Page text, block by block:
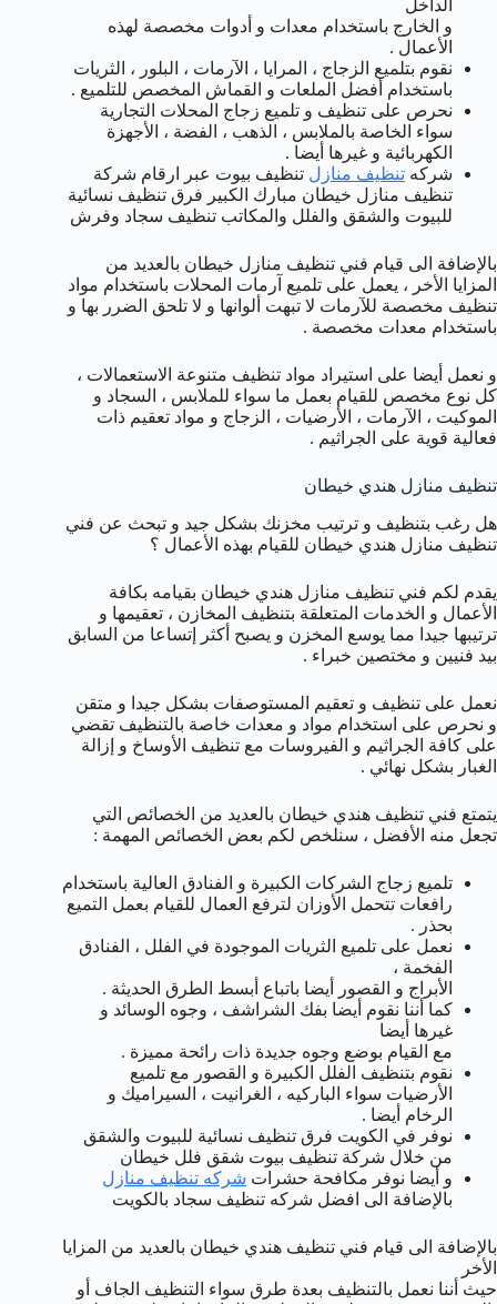
الداخل
و الخارج باستخدام معدات و أدوات مخصصة لهذه
الأعمال .
نقوم بتلميع الزجاج ، المرايا ، الآرمات ، البلور ، الثريات
باستخدام أفضل الملعات و القماش المخصص للتلميع .
نحرص على تنظيف و تلميع زجاج المحلات التجارية
سواء الخاصة بالملابس ، الذهب ، الفضة ، الأجهزة
الكهربائية و غيرها أيضا .
شركه تنظيف منازل تنظيف بيوت عبر ارقام شركة
تنظيف منازل خيطان مبارك الكبير فرق تنظيف نسائية
للبيوت والشقق والفلل والمكاتب تنظيف سجاد وفرش
بالإضافة الى قيام فني تنظيف منازل خيطان بالعديد من
المزايا الأخر ، يعمل على تلميع آرمات المحلات باستخدام مواد
تنظيف مخصصة للآرمات لا تبهت ألوانها و لا تلحق الضرر بها و
باستخدام معدات مخصصة .
و نعمل أيضا على استيراد مواد تنظيف متنوعة الاستعمالات ،
كل نوع مخصص للقيام بعمل ما سواء للملابس ، السجاد و
الموكيت ، الآرمات ، الأرضيات ، الزجاج و مواد تعقيم ذات
فعالية قوية على الجراثيم .
تنظيف منازل هندي خيطان
هل رغب بتنظيف و ترتيب مخزنك بشكل جيد و تبحث عن فني
تنظيف منازل هندي خيطان للقيام بهذه الأعمال ؟
يقدم لكم فني تنظيف منازل هندي خيطان بقيامه بكافة
الأعمال و الخدمات المتعلقة بتنظيف المخازن ، تعقيمها و
ترتيبها جيدا مما يوسع المخزن و يصبح أكثر إتساعا من السابق
بيد فنيين و مختصين خبراء .
نعمل على تنظيف و تعقيم المستوصفات بشكل جيدا و متقن
و نحرص على استخدام مواد و معدات خاصة بالتنظيف تقضي
على كافة الجراثيم و الفيروسات مع تنظيف الأوساخ و إزالة
الغبار بشكل نهائي .
يتمتع فني تنظيف هندي خيطان بالعديد من الخصائص التي
تجعل منه الأفضل ، سنلخص لكم بعض الخصائص المهمة :
تلميع زجاج الشركات الكبيرة و الفنادق العالية باستخدام
رافعات تتحمل الأوزان لترفع العمال للقيام بعمل التميع
بحذر .
نعمل على تلميع الثريات الموجودة في الفلل ، الفنادق
الفخمة ،
الأبراج و القصور أيضا باتباع أبسط الطرق الحديثة .
كما أننا نقوم أيضا بفك الشراشف ، وجوه الوسائد و
غيرها أيضا
مع القيام بوضع وجوه جديدة ذات رائحة مميزة .
نقوم بتنظيف الفلل الكبيرة و القصور مع تلميع
الأرضيات سواء الباركيه ، الغرانيت ، السيراميك و
الرخام أيضا .
نوفر في الكويت فرق تنظيف نسائية للبيوت والشقق
من خلال شركة تنظيف بيوت شقق فلل خيطان
و أيضا نوفر مكافحة حشرات شركه تنظيف منازل
بالإضافة الى افضل شركه تنظيف سجاد بالكويت
بالإضافة الى قيام فني تنظيف هندي خيطان بالعديد من المزايا
الأخر
حيث أننا نعمل بالتنظيف بعدة طرق سواء التنظيف الجاف أو